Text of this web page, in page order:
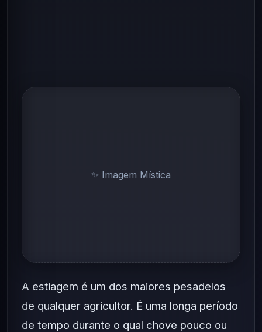
✨ Imagem Mística
A estiagem é um dos maiores pesadelos
de qualquer agricultor. É uma longa período
de tempo durante o qual chove pouco ou